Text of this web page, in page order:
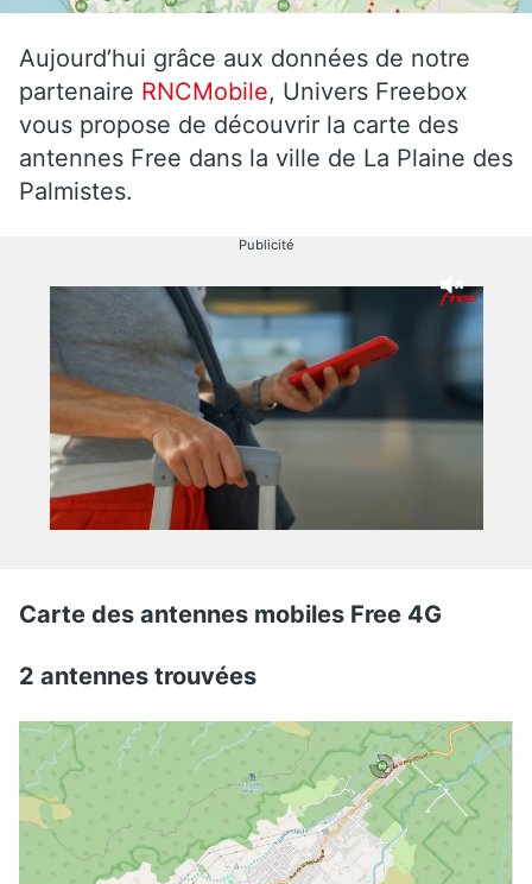
Aujourd’hui grâce aux données de notre
partenaire RNCMobile, Univers Freebox
vous propose de découvrir la carte des
antennes Free dans la ville de La Plaine des
Palmistes.
Publicité
Carte des antennes mobiles Free 4G
2 antennes trouvées